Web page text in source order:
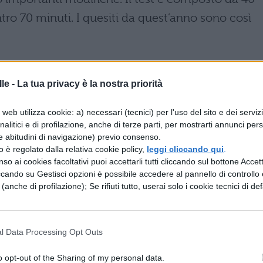
- La tua privacy è la nostra priorità
utilizza cookie: a) necessari (tecnici) per l'uso del sito e dei
e di profilazione, anche di terze parti, per mostrarti annunci
abitudini di navigazione) previo consenso.
è regolato dalla relativa cookie policy, leggi cliccando qui
ai cookies facoltativi puoi accettarli tutti cliccando sul bottone
su Gestisci opzioni è possibile accedere al pannello di controllo
di profilazione); Se rifiuti tutto, userai solo i cookie tecnici di
Data Processing Opt Outs
opt-out of the Sharing of my personal data.
70 minuti. I quesiti da quest’anno sono così
risposta non data vale 0 punti, mentre ogni